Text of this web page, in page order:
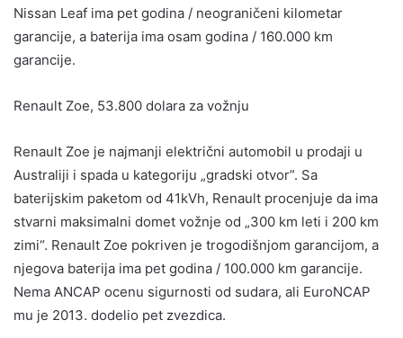
Nissan Leaf ima pet godina / neograničeni kilometar
garancije, a baterija ima osam godina / 160.000 km
garancije.
Renault Zoe, 53.800 dolara za vožnju
Renault Zoe je najmanji električni automobil u prodaji u
Australiji i spada u kategoriju „gradski otvor”. Sa
baterijskim paketom od 41kVh, Renault procenjuje da ima
stvarni maksimalni domet vožnje od „300 km leti i 200 km
zimi“. Renault Zoe pokriven je trogodišnjom garancijom, a
njegova baterija ima pet godina / 100.000 km garancije.
Nema ANCAP ocenu sigurnosti od sudara, ali EuroNCAP
mu je 2013. dodelio pet zvezdica.